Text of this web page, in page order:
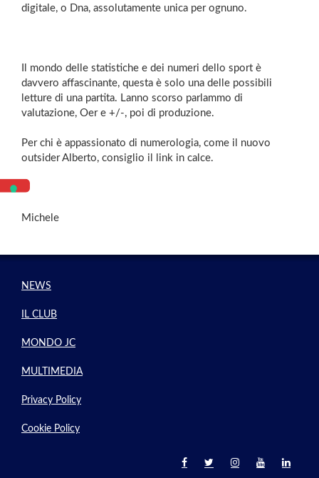
digitale, o Dna, assolutamente unica per ognuno.
Il mondo delle statistiche e dei numeri dello sport è
davvero affascinante, questa è solo una delle possibili
letture di una partita. Lanno scorso parlammo di
valutazione, Oer e +/-, poi di produzione.
Per chi è appassionato di numerologia, come il nuovo
outsider Alberto, consiglio il link in calce.
Michele
NEWS
IL CLUB
MONDO JC
MULTIMEDIA
Privacy Policy
Cookie Policy